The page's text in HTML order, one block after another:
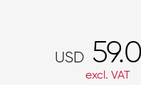
USD
excl. VAT